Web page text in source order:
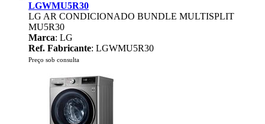
LGWMU5R30
LG AR CONDICIONADO BUNDLE MULTISPLIT
MU5R30
Marca: LG
Ref. Fabricante: LGWMU5R30
Preço sob consulta